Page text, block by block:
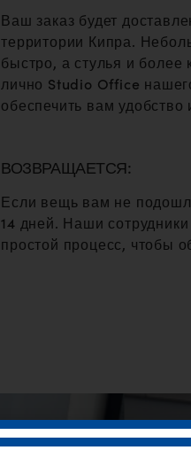
Ваш заказ будет
территории Кипра.
быстро, а стулья и
лично Studio Office
обеспечить вам
ВОЗВРАЩАЕТСЯ:
Если вещь вам не
14 дней. Наши
простой процесс, чтобы